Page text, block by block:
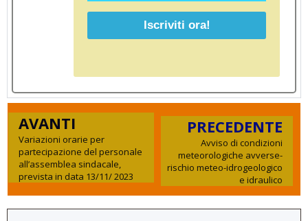
AVANTI
Variazioni orarie per
partecipazione del personale
all’assemblea sindacale,
prevista in data 13/11/ 2023
PRECEDENTE
Avviso di condizioni
meteorologiche avverse-
rischio meteo-idrogeologico
e idraulico